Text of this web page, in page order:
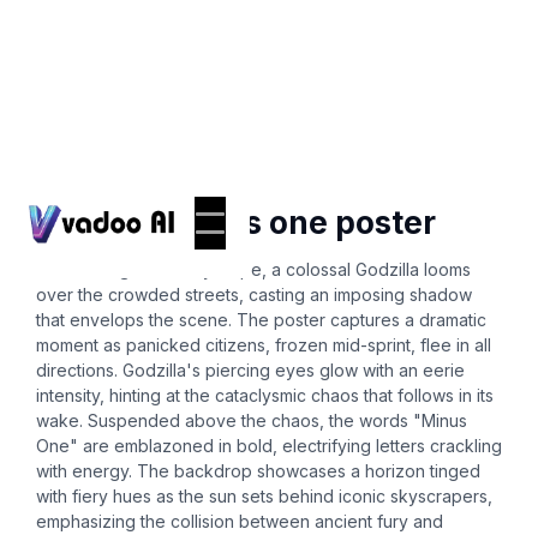
godzilla minus one poster
In a bustling urban cityscape, a colossal Godzilla looms
over the crowded streets, casting an imposing shadow
that envelops the scene. The poster captures a dramatic
moment as panicked citizens, frozen mid-sprint, flee in all
directions. Godzilla's piercing eyes glow with an eerie
intensity, hinting at the cataclysmic chaos that follows in its
wake. Suspended above the chaos, the words "Minus
One" are emblazoned in bold, electrifying letters crackling
with energy. The backdrop showcases a horizon tinged
with fiery hues as the sun sets behind iconic skyscrapers,
emphasizing the collision between ancient fury and